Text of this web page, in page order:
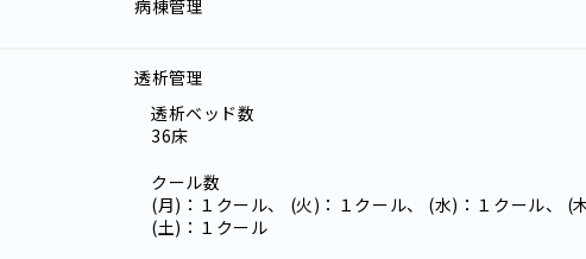
病棟管理
透析管理
透析ベッド数
36床
クール数
(月)：１クール、 (火)：１クール、 (水)：１クール、 (
(土)：１クール